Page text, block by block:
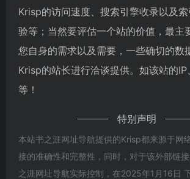
Krisp的访问速度、搜索引擎收录以及
验等；当然要评估一个站的价值，最主
您自身的需求以及需要，一些确切的数
Krisp的站长进行洽谈提供。如该站的IP
等！
特别声明
本站书之涯网址导航提供的Krisp都来源于网
接的准确性和完整性，同时，对于该外部链
之涯网址导航实际控制，在2025年1月16日